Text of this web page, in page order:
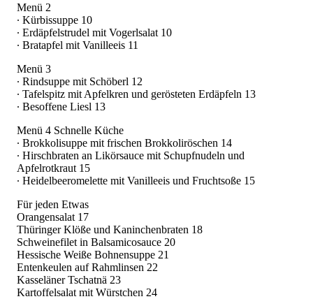
Menü 2
∙ Kürbissuppe 10
∙ Erdäpfelstrudel mit Vogerlsalat 10
∙ Bratapfel mit Vanilleeis 11
Menü 3
∙ Rindsuppe mit Schöberl 12
∙ Tafelspitz mit Apfelkren und gerösteten Erdäpfeln 13
∙ Besoffene Liesl 13
Menü 4 Schnelle Küche
∙ Brokkolisuppe mit frischen Brokkoliröschen 14
∙ Hirschbraten an Likörsauce mit Schupfnudeln und
Apfelrotkraut 15
∙ Heidelbeeromelette mit Vanilleeis und Fruchtsoße 15
Für jeden Etwas
Orangensalat 17
Thüringer Klöße und Kaninchenbraten 18
Schweinefilet in Balsamicosauce 20
Hessische Weiße Bohnensuppe 21
Entenkeulen auf Rahmlinsen 22
Kasseläner Tschatnä 23
Kartoffelsalat mit Würstchen 24